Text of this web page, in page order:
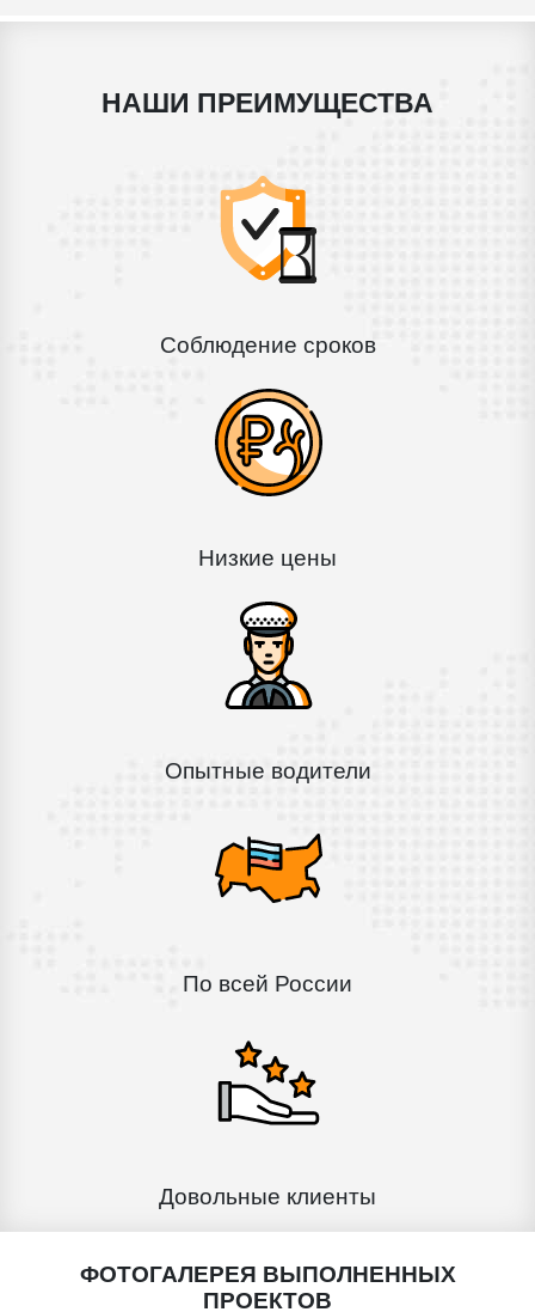
НАШИ ПРЕИМУЩЕСТВА
Соблюдение сроков
Низкие цены
Опытные водители
По всей России
Довольные клиенты
ФОТОГАЛЕРЕЯ ВЫПОЛНЕННЫХ
ПРОЕКТОВ